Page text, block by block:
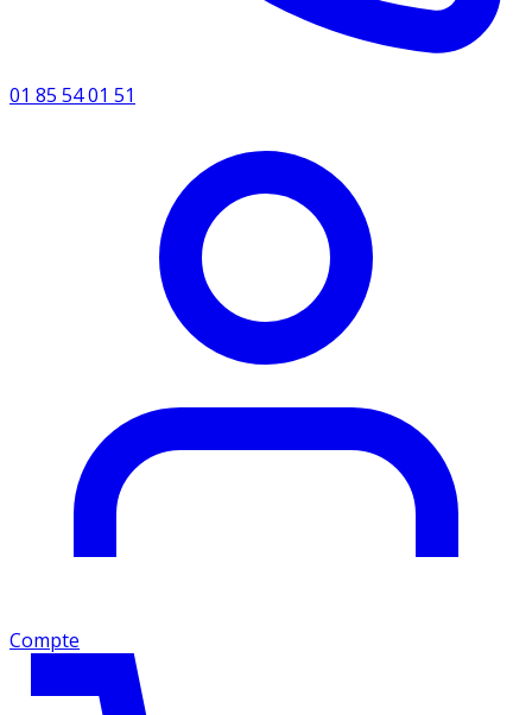
01 85 54 01 51
Compte